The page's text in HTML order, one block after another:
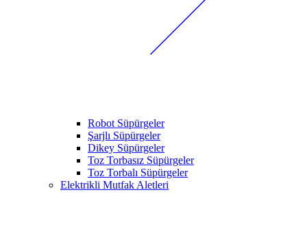
Robot Süpürgeler
Şarjlı Süpürgeler
Dikey Süpürgeler
Toz Torbasız Süpürgeler
Toz Torbalı Süpürgeler
Elektrikli Mutfak Aletleri